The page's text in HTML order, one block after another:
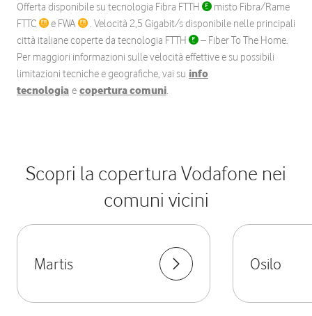
Offerta disponibile su tecnologia Fibra FTTH
misto Fibra/Rame
FTTC
e FWA
. Velocità 2,5 Gigabit/s disponibile nelle principali
città italiane coperte da tecnologia FTTH
– Fiber To The Home.
Per maggiori informazioni sulle velocità effettive e su possibili
limitazioni tecniche e geografiche, vai su info
tecnologia e copertura comuni.
Scopri la copertura Vodafone nei
comuni vicini
Martis Osilo